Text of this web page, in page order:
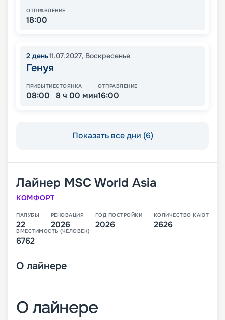
ОТПРАВЛЕНИЕ
18:00
2 день11.07.2027, Воскресенье
Генуя
ПРИБЫТИЕ
08:00
СТОЯНКА
8 ч 00 мин
ОТПРАВЛЕНИЕ
16:00
Показать все дни (6)
Лайнер MSC World Asia
КОМФОРТ
ПАЛУБЫ
22
РЕНОВАЦИЯ
2026
ГОД ПОСТРОЙКИ
2026
КОЛИЧЕСТВО КАЮТ
2626
ВМЕСТИМОСТЬ (ЧЕЛОВЕК)
6762
О лайнере
О лайнере